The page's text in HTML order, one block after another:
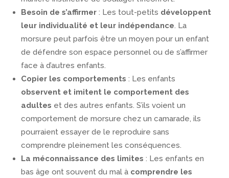
Besoin de s’affirmer : Les tout-petits développent
leur individualité et leur indépendance. La
morsure peut parfois être un moyen pour un enfant
de défendre son espace personnel ou de s’affirmer
face à d’autres enfants.
Copier les comportements : Les enfants
observent et imitent le comportement des
adultes et des autres enfants. S’ils voient un
comportement de morsure chez un camarade, ils
pourraient essayer de le reproduire sans
comprendre pleinement les conséquences.
La méconnaissance des limites : Les enfants en
bas âge ont souvent du mal à comprendre les